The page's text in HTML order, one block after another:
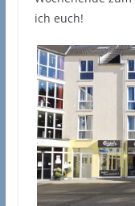
ich euch!